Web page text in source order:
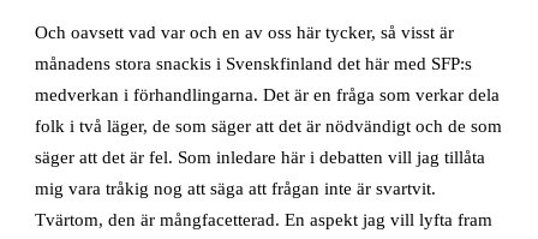
Och oavsett vad var och en av oss här tycker, så visst är
månadens stora snackis i Svenskfinland det här med SFP:s
medverkan i förhandlingarna. Det är en fråga som verkar dela
folk i två läger, de som säger att det är nödvändigt och de som
säger att det är fel. Som inledare här i debatten vill jag tillåta
mig vara tråkig nog att säga att frågan inte är svartvit.
Tvärtom, den är mångfacetterad. En aspekt jag vill lyfta fram